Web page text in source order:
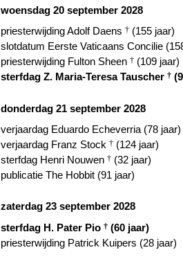
woensdag 20 september 2028
priesterwijding Adolf Daens † (155 jaar)
slotdatum Eerste Vaticaans Concilie
priesterwijding Fulton Sheen † (109 jaar)
sterfdag Z. Maria-Teresa Tauscher †
donderdag 21 september 2028
verjaardag Eduardo Echeverria (78 jaar)
verjaardag Franz Stock † (124 jaar)
sterfdag Henri Nouwen † (32 jaar)
publicatie The Hobbit (91 jaar)
zaterdag 23 september 2028
sterfdag H. Pater Pio † (60 jaar)
priesterwijding Patrick Kuipers (28 jaar)